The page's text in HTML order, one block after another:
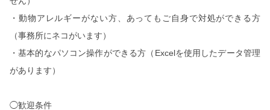
・動物アレルギーがない方、あってもご自身で対処ができる方
（事務所にネコがいます）
・基本的なパソコン操作ができる方（ Excelを使用したデータ管理
があります）
◯歓迎条件